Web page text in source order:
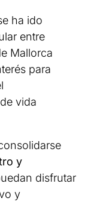
ha ido
entre
Mallorca
para
vida
y
disfrutar
y